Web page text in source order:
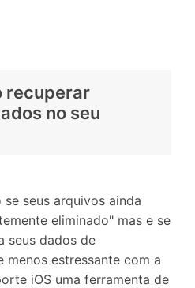
recuperar
no seu
seus arquivos ainda
eliminado" mas e se
seus dados de
menos estressante com a
iOS uma ferramenta de